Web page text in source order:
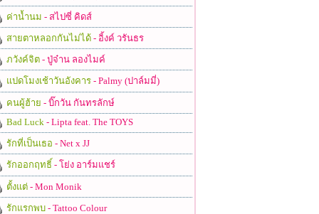
ค่าน้ำนม - สไปซี่ คิดส์
สายตาหลอกกันไม่ได้- อิ้งค์ วรันธร
ภวังค์จิต- ปู่จ๋าน ลองไมค์
แปดโมงเช้าวันอังคาร- Palmy (ปาล์มมี่)
คนผู้ฮ้าย - บิ๊กวัน กันทรลักษ์
Bad Luck - Lipta feat. The TOYS
รักที่เป็นเธอ - Net x JJ
รักออกฤทธิ์ - โย่ง อาร์มแชร์
ตั้งแต่- Mon Monik
รักแรกพบ- Tattoo Colour